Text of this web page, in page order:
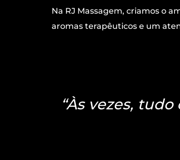
Na RJ Massagem, criamos o
aromas terapêuticos e um
“Às vezes,